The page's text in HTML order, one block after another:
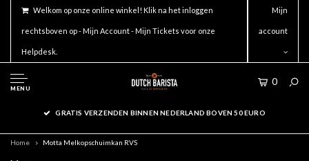
Welkom op onze online winkel! Klik na het inloggen
rechtsboven op - Mijn Account - Mijn Tickets voor onze
Helpdesk.
Mijn
account
MENU
0
GRATIS VERZENDEN BINNEN NEDERLAND BOVEN 50 EURO
Home Motta Melkopschuimkan RVS